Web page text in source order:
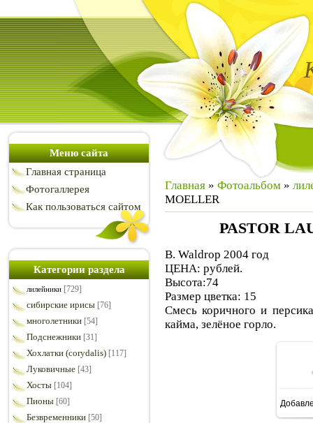
Меню сайта
Главная страница
Фотогаллерея
Как пользоваться сайтом
Категории раздела
лилейники [729]
сибирские ирисы [76]
многолетники [54]
Подснежники [31]
Хохлатки (corydalis) [117]
Луковичные [43]
Хосты [104]
Пионы [60]
Безвременники [50]
Главная » Фотоальбом »
MOELLER
PASTOR
B. Waldrop 2004 год
ЦЕНА: рублей.
Высота:74
Размер цветка: 15
Смесь коричного и
кайма, зелёное горло.